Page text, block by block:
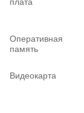
Оперативная
память
Видеокарта